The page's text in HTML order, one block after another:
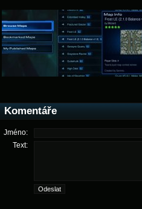
Komentáře
Jméno:
Text: